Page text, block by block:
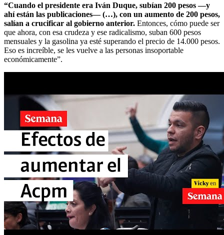
“Cuando el presidente era Iván Duque, subían 200 pesos —y
ahí están las publicaciones— (…), con un aumento de 200 pesos,
salían a crucificar al gobierno anterior. Entonces, cómo puede ser
que ahora, con esa crudeza y ese radicalismo, suban 600 pesos
mensuales y la gasolina ya esté superando el precio de 14.000 pesos.
Eso es increíble, se les vuelve a las personas insoportable
económicamente”.